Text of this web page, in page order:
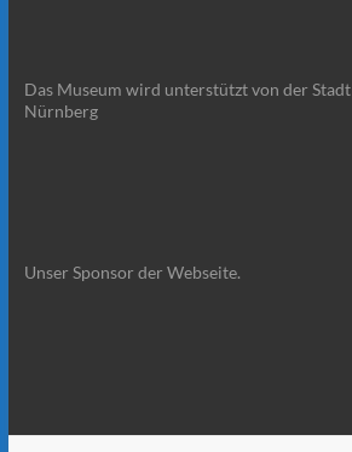
Das Museum wird unterstützt von der Stadt
Nürnberg
Unser Sponsor der Webseite.